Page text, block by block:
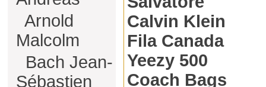
Arnold
Malcolm
Bach Jean-
Sébastien
Calvin Klein
Fila Canada
Yeezy 500
Coach Bags